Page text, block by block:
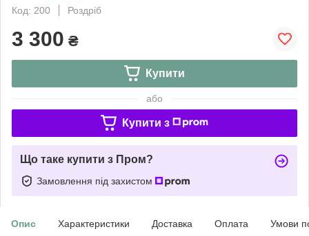
Код: 200
Роздріб
3 300 ₴
Купити
або
Купити з
Що таке купити з Пром?
Замовлення під захистом
Опис Характеристики Доставка Оплата Умови